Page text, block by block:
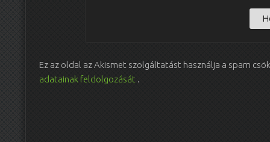
Ez az oldal az Akismet szolgáltatást használja a spam
adatainak feldolgozását .